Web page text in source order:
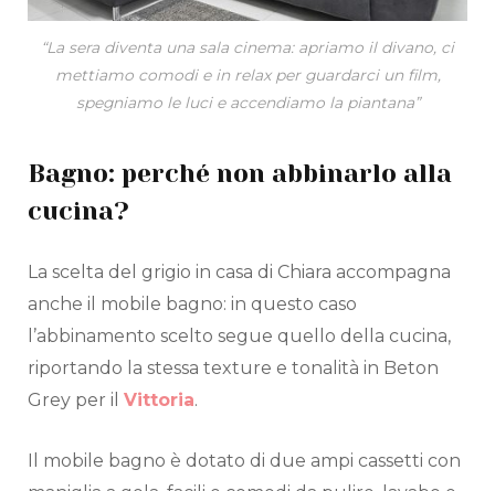
“La sera diventa una sala cinema: apriamo il divano, ci
mettiamo comodi e in relax per guardarci un film,
spegniamo le luci e accendiamo la piantana”
Bagno: perché non abbinarlo alla
cucina?
La scelta del grigio in casa di Chiara accompagna
anche il mobile bagno: in questo caso
l’abbinamento scelto segue quello della cucina,
riportando la stessa texture e tonalità in Beton
Grey per il Vittoria.
Il mobile bagno è dotato di due ampi cassetti con